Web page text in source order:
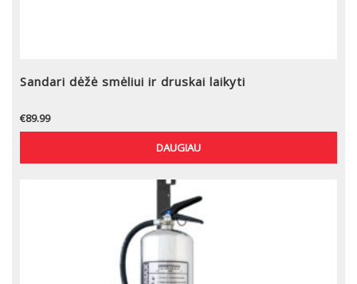
Sandari dėžė smėliui ir druskai laikyti
€89.99
DAUGIAU